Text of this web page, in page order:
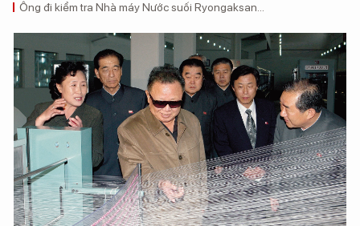
Ông đi kiểm tra Nhà máy Nước suối Ryongaksan...